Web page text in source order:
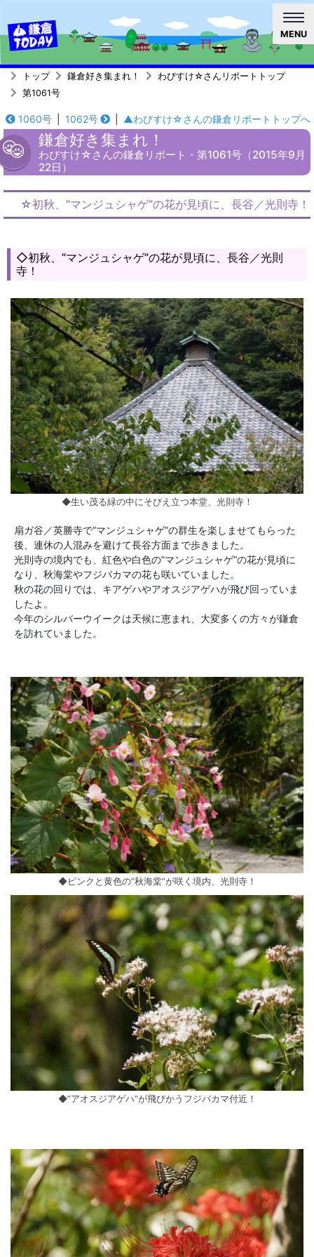
MENU
トップ 鎌倉好き集まれ！
わびすけ☆さんリポートトップ
第1061号
1060号 1062号 ▲わびすけ☆さんの鎌倉リポートトップへ
鎌倉好き集まれ！
わびすけ☆さんの鎌倉リポート・第1061号（2015年9月
22日）
☆初秋、”マンジュシャゲ”の花が見頃に、長谷／光則寺！
◇初秋、”マンジュシャゲ”の花が見頃に、長谷／光則
寺！
◆生い茂る緑の中にそびえ立つ本堂、光則寺！
扇ガ谷／英勝寺で”マンジュシャゲ”の群生を楽しませてもらった
後、連休の人混みを避けて長谷方面まで歩きました。
光則寺の境内でも、紅色や白色の”マンジュシャゲ”の花が見頃に
なり、秋海棠やフジバカマの花も咲いていました。
秋の花の回りでは、キアゲハやアオスジアゲハが飛び回っていま
したよ。
今年のシルバーウイークは天候に恵まれ、大変多くの方々が鎌倉
を訪れていました。
◆ピンクと黄色の”秋海棠”が咲く境内、光則寺！
◆”アオスジアゲハ”が飛びかうフジバカマ付近！